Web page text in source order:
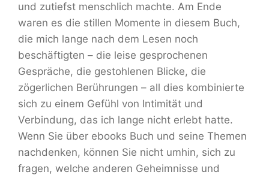
und zutiefst menschlich machte. Am Ende
waren es die stillen Momente in diesem Buch,
die mich lange nach dem Lesen noch
beschäftigten – die leise gesprochenen
Gespräche, die gestohlenen Blicke, die
zögerlichen Berührungen – all dies kombinierte
sich zu einem Gefühl von Intimität und
Verbindung, das ich lange nicht erlebt hatte.
Wenn Sie über ebooks Buch und seine Themen
nachdenken, können Sie nicht umhin, sich zu
fragen, welche anderen Geheimnisse und